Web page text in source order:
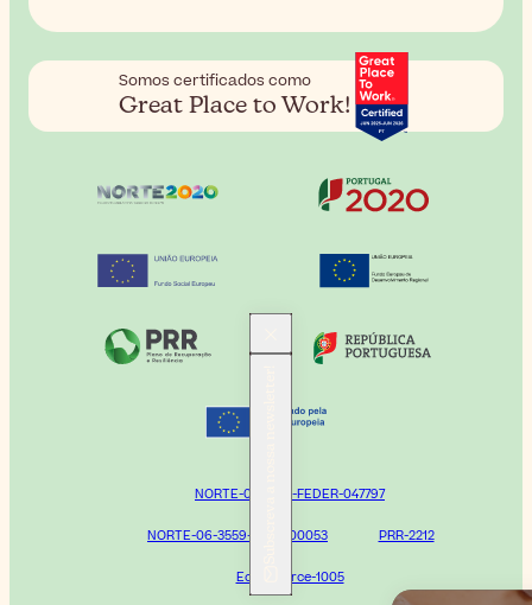
Somos certificados como
Great Place to Work!
NORTE-02-0752-FEDER-047797
NORTE-06-3559-FSE-000053 PRR-2212
Ecommerce-1005